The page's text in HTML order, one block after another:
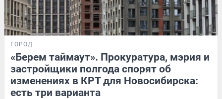
ГОРОД
«Берем таймаут». Прокуратура, мэрия и
застройщики полгода спорят об
изменениях в КРТ для Новосибирска:
есть три варианта